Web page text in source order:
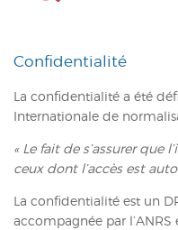
Confidentialité
La confidentialité a été
Internationale de
« Le fait de s’assurer que
ceux dont l’accès est
La confidentialité est un
accompagnée par